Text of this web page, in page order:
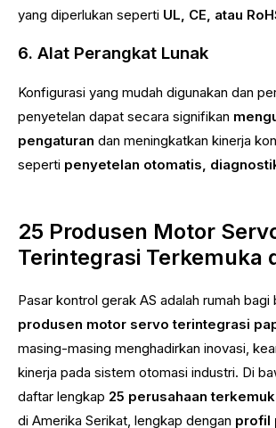
yang diperlukan seperti UL, CE, atau
6. Alat Perangkat Lunak
Konfigurasi yang mudah digunakan dan
penyetelan dapat secara signifikan
pengaturan dan meningkatkan kinerja
seperti penyetelan otomatis,
25 Produsen Motor
Terintegrasi Terkemuka
Pasar kontrol gerak AS adalah rumah bagi
produsen motor servo terintegrasi
masing-masing menghadirkan inovasi,
kinerja pada sistem otomasi industri. Di
daftar lengkap 25 perusahaan
di Amerika Serikat, lengkap dengan profil